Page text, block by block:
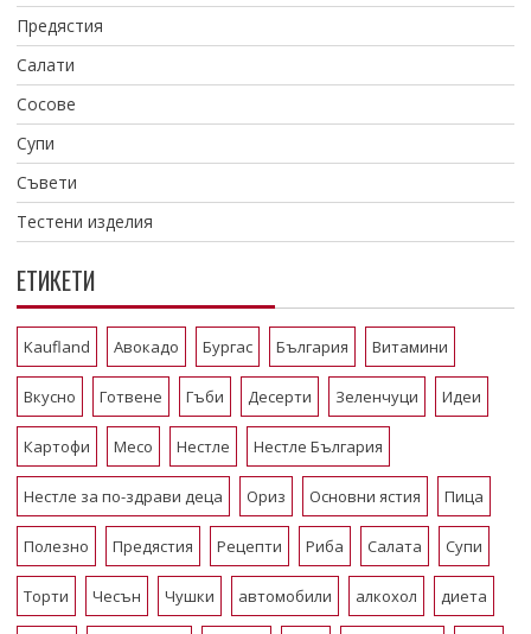
Предястия
Салати
Сосове
Супи
Съвети
Тестени изделия
ЕТИКЕТИ
Kaufland Авокадо Бургас България Витамини
Вкусно Готвене Гъби Десерти Зеленчуци Идеи
Картофи Месо Нестле Нестле България
Нестле за по-здрави деца Ориз Основни ястия Пица
Полезно Предястия Рецепти Риба Салата Супи
Торти Чесън Чушки автомобили алкохол диета